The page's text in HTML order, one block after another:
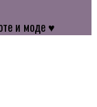
и моде ♥